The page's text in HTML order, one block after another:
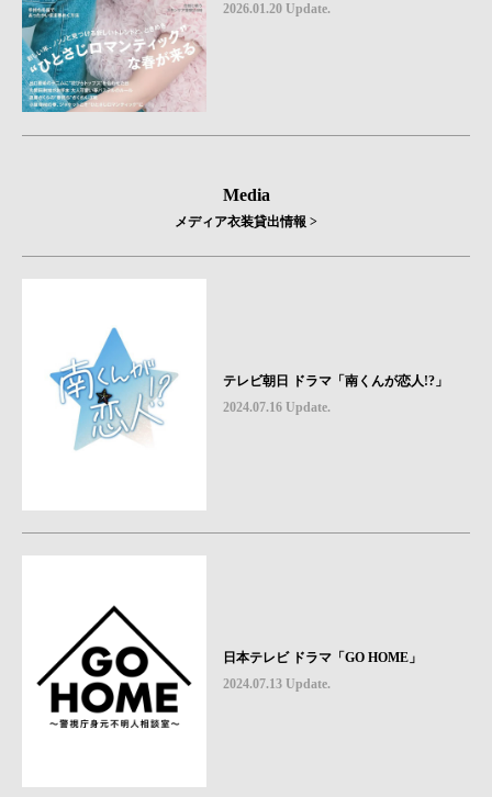
2026.01.20 Update.
Media
メディア衣装貸出情報 >
テレビ朝日 ドラマ「南くんが恋人!?」
2024.07.16 Update.
日本テレビ ドラマ「GO HOME」
2024.07.13 Update.